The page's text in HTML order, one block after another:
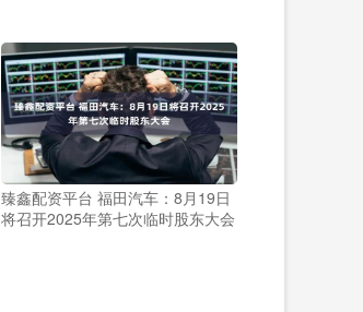
臻鑫配资平台 福田汽车：8月19日
将召开2025年第七次临时股东大会